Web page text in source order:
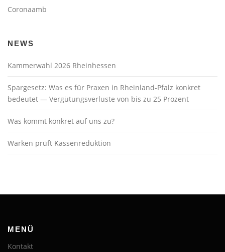
Coronaamb
NEWS
Kammerwahl 2026 Rheinhessen
Spargesetz: Was es für Praxen in Rheinland-Pfalz konkret
bedeutet — Vergütungsverluste von bis zu 25 Prozent
Was kommt konkret auf uns zu?
Warken prüft Kassenreduktion
MENÜ
Kontakt